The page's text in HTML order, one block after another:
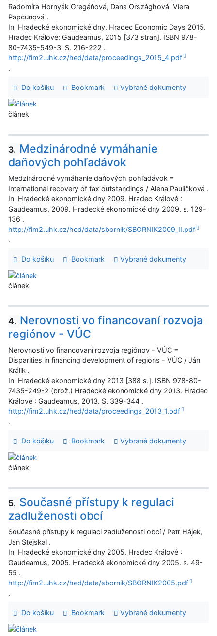
Radomíra Hornyák Gregáňová, Dana Országhová, Viera
Papcunová .
In: Hradecké ekonomické dny. Hradec Economic Days 2015.
Hradec Králové: Gaudeamus, 2015 [373 stran]. ISBN 978-
80-7435-549-3. S. 216-222 .
http://fim2.uhk.cz/hed/data/proceedings_2015_4.pdf
.
Do košíku Bookmark Vybrané dokumenty
článek
3. Medzinárodné vymáhanie
daňových pohľadávok
Medzinárodné vymáhanie daňových pohľadávok =
International recovery of tax outstandings / Alena Pauličková .
In: Hradecké ekonomické dny 2009. Hradec Králové :
Gaudeamus, 2009. Hradecké ekonomické dny 2009. s. 129-
136 .
http://fim2.uhk.cz/hed/data/sbornik/SBORNIK2009_II.pdf
.
Do košíku Bookmark Vybrané dokumenty
článek
4. Nerovnosti vo financovaní rozvoja
regiónov - VÚC
Nerovnosti vo financovaní rozvoja regiónov - VÚC =
Disparities in financing development of regions - VÚC / Ján
Králik .
In: Hradecké ekonomické dny 2013 [388 s.]. ISBN 978-80-
7435-249-2 (brož.) Hradecké ekonomické dny 2013. Hradec
Králové : Gaudeamus, 2013. S. 339-344 .
http://fim2.uhk.cz/hed/data/proceedings_2013_1.pdf
.
Do košíku Bookmark Vybrané dokumenty
článek
5. Současné přístupy k regulaci
zadluženosti obcí
Současné přístupy k regulaci zadluženosti obcí / Petr Hájek,
Jan Stejskal .
In: Hradecké ekonomické dny 2005. Hradec Králové :
Gaudeamus, 2005. Hradecké ekonomické dny 2005. s. 49-
55 .
http://fim2.uhk.cz/hed/data/sbornik/SBORNIK2005.pdf
.
Do košíku Bookmark Vybrané dokumenty